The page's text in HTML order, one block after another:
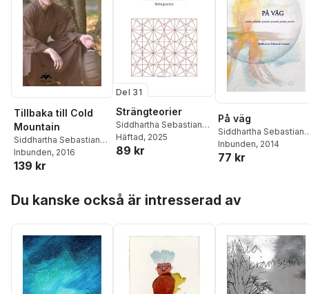
Tillbaka till Cold
Mountain
Siddhartha Sebastian
Larsson
Inbunden, 2016
139 kr
Del 31
Strängteorier
Siddhartha Sebastian
Larsson ,Jon Ståle
Ritland
Häftad, 2025
89 kr
På väg
Siddhartha Sebastian
Larsson
Inbunden, 2014
77 kr
Du kanske också är intresserad av